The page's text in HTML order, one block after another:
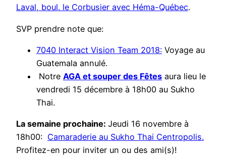
Laval, boul. le Corbusier avec Héma-Québec.
SVP prendre note que:
7040 Interact Vision Team 2018: Voyage au
Guatemala annulé.
Notre AGA et souper des Fêtes aura lieu le
vendredi 15 décembre à 18h00 au Sukho
Thai.
La semaine prochaine: Jeudi 16 novembre à
18h00: Camaraderie au Sukho Thai Centropolis.
Profitez-en pour inviter un ou des ami(s)!